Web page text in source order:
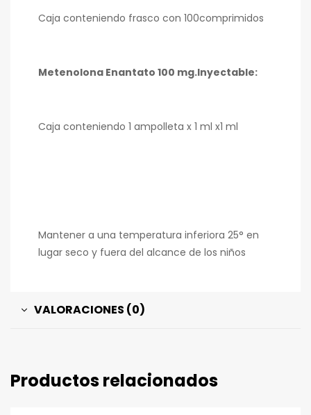
Caja conteniendo frasco con 100comprimidos
Metenolona Enantato 100 mg.Inyectable:
Caja conteniendo 1 ampolleta x 1 ml x1 ml
Mantener a una temperatura inferiora 25° en
lugar seco y fuera del alcance de los niños
VALORACIONES (0)
Productos relacionados